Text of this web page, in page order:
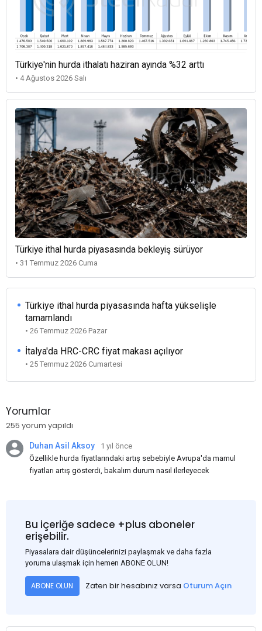
Türkiye'nin hurda ithalatı haziran ayında %32 arttı
• 4 Ağustos 2026 Salı
Türkiye ithal hurda piyasasında bekleyiş sürüyor
• 31 Temmuz 2026 Cuma
Türkiye ithal hurda piyasasında hafta yükselişle
tamamlandı
• 26 Temmuz 2026 Pazar
İtalya'da HRC-CRC fiyat makası açılıyor
• 25 Temmuz 2026 Cumartesi
Yorumlar
255 yorum yapıldı
Duhan Asil Aksoy
1 yıl önce
Özellikle hurda fiyatlarındaki artış sebebiyle Avrupa'da mamul
fiyatları artış gösterdi, bakalım durum nasıl ilerleyecek
Bu içeriğe sadece +plus aboneler
erişebilir.
Piyasalara dair düşüncelerinizi paylaşmak ve daha fazla
yoruma ulaşmak için hemen ABONE OLUN!
ABONE OLUN Zaten bir hesabınız varsa Oturum Açın